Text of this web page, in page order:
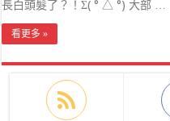
長白頭髮了？！Σ( ° △ °) 大部 …
看更多 »